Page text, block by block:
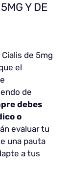
Y DE
de 5mg
el
de
debes
o
evaluar tu
una pauta
a tus